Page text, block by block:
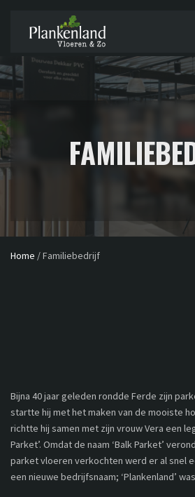
Home /Familiebedrijf
Bijna 40 jaar geleden rondde Ferde zijn
startte hij met het maken van de mooiste
richtte hij samen met zijn vrouw Vera een
Parket’. Omdat de naam ‘Balk Parket’
parket vloeren verkochten werd er al snel
een nieuwe bedrijfsnaam; ‘Plankenland’